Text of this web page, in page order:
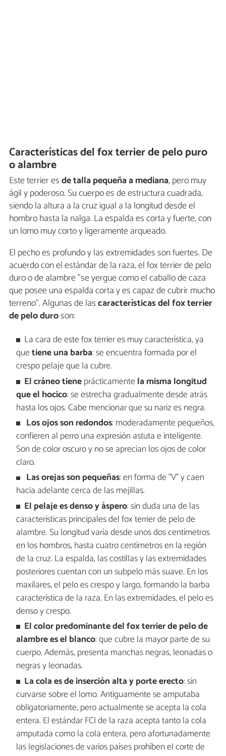
Características del fox terrier de pelo puro
o alambre
Este terrier esde talla pequeña a mediana, pero muy
ágil y poderoso. Su cuerpo es de estructura cuadrada,
siendo la altura a la cruz igual a la longitud desde el
hombro hasta la nalga. La espalda es corta y fuerte, con
un lomo muy corto y ligeramente arqueado.
El pecho es profundo y las extremidades son fuertes. De
acuerdo con el estándar de la raza, el fox terrier de pelo
duro o de alambre "se yergue como el caballo de caza
que posee una espalda corta y es capaz de cubrir mucho
terreno". Algunas de lascaracterísticas del fox terrier
de pelo duroson:
La cara de este fox terrier es muy característica, ya
quetiene una barba: se encuentra formada por el
crespo pelaje que la cubre.
El cráneo tieneprácticamente la misma longitud
que el hocico: se estrecha gradualmente desde atrás
hasta los ojos. Cabe mencionar que su nariz es negra.
Los ojos son redondos: moderadamente pequeños,
confieren al perro una expresión astuta e inteligente.
Son de color oscuro y no se aprecian los ojos de color
claro.
Las orejas son pequeñas: en forma de "V" y caen
hacia adelante cerca de las mejillas.
El pelaje es denso y áspero: sin duda una de las
características principales del fox terrier de pelo de
alambre. Su longitud varía desde unos dos centímetros
en los hombros, hasta cuatro centímetros en la región
de la cruz. La espalda, las costillas y las extremidades
posteriores cuentan con un subpelo más suave. En los
maxilares, el pelo es crespo y largo, formando la barba
característica de la raza. En las extremidades, el pelo es
denso y crespo.
El color predominante del fox terrier de pelo de
alambre esel blanco: que cubre la mayor parte de su
cuerpo. Además, presenta manchas negras, leonadas o
negras y leonadas.
La cola es de inserción alta y porte erecto: sin
curvarse sobre el lomo. Antiguamente se amputaba
obligatoriamente, pero actualmente se acepta la cola
entera. El estándar FCI de la raza acepta tanto la cola
amputada como la cola entera, pero afortunadamente
las legislaciones de varios países prohíben el corte de